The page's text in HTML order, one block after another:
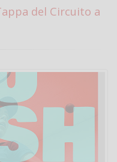
del Circuito a